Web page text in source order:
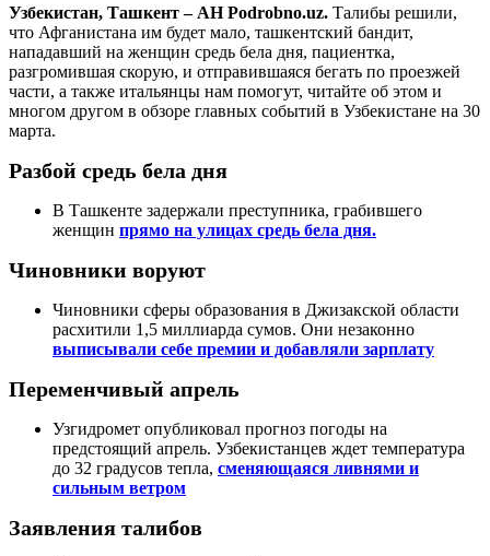
Узбекистан, Ташкент – АН Podrobno.uz. Талибы решили,
что Афганистана им будет мало, ташкентский бандит,
нападавший на женщин средь бела дня, пациентка,
разгромившая скорую, и отправившаяся бегать по проезжей
части, а также итальянцы нам помогут, читайте об этом и
многом другом в обзоре главных событий в Узбекистане на 30
марта.
Разбой средь бела дня
В Ташкенте задержали преступника, грабившего
женщин прямо на улицах средь бела дня.
Чиновники воруют
Чиновники сферы образования в Джизакской области
расхитили 1,5 миллиарда сумов. Они незаконно
выписывали себе премии и добавляли зарплату
Переменчивый апрель
Узгидромет опубликовал прогноз погоды на
предстоящий апрель. Узбекистанцев ждет температура
до 32 градусов тепла, сменяющаяся ливнями и
сильным ветром
Заявления талибов